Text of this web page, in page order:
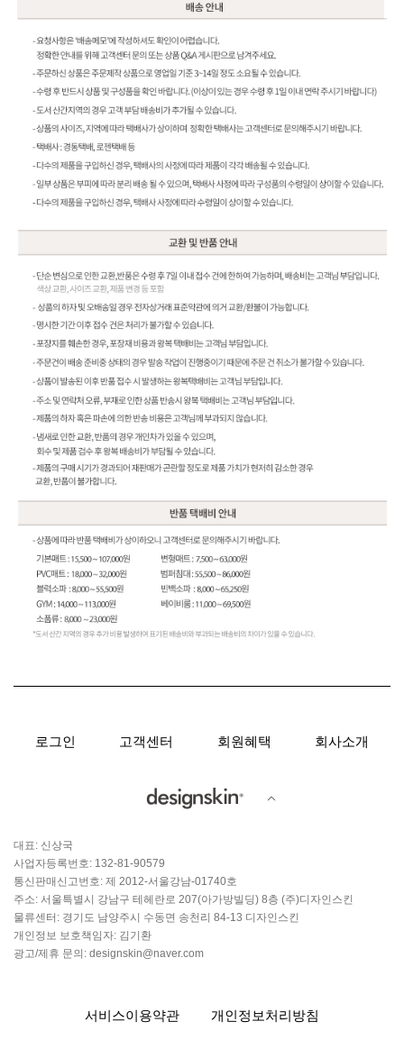
로그인 고객센터 회원혜택 회사소개
대표: 신상국
사업자등록번호: 132-81-90579
통신판매신고번호: 제 2012-서울강남-01740호
주소: 서울특별시 강남구 테헤란로 207(아가방빌딩) 8층 (주)디자인스킨
물류센터: 경기도 남양주시 수동면 송천리 84-13 디자인스킨
개인정보 보호책임자: 김기환
광고/제휴 문의: designskin@naver.com
서비스이용약관 개인정보처리방침